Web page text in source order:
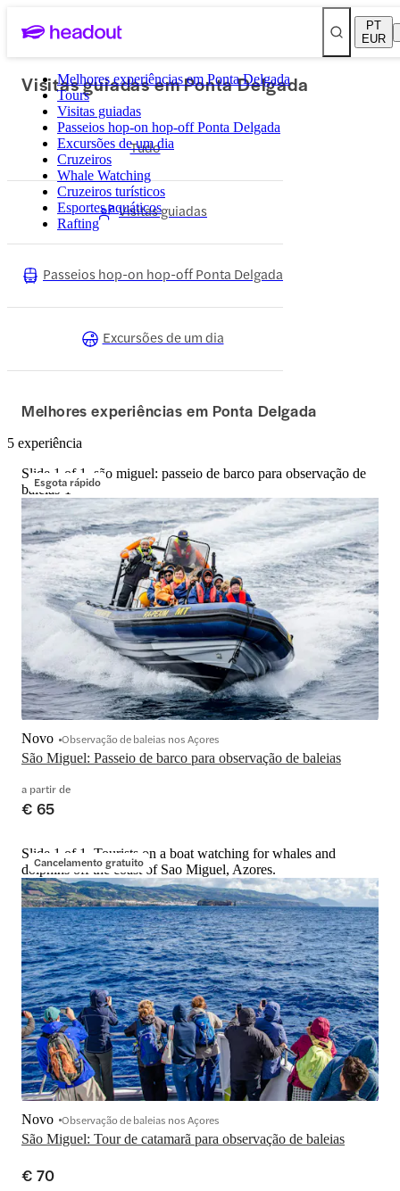
PT
EUR
Melhores experiências em Ponta Delgada
Tours
Visitas guiadas
Passeios hop-on hop-off Ponta Delgada
Excursões de um dia
Cruzeiros
Whale Watching
Cruzeiros turísticos
Esportes aquáticos
Rafting
Visitas guiadas em Ponta Delgada
Tudo
Visitas guiadas
Passeios hop-on hop-off Ponta Delgada
Excursões de um dia
Melhores experiências em Ponta Delgada
5 experiência
Esgota rápido
Slide 1 of 1, são miguel: passeio de barco para observação de
baleias-1
São Miguel: Passeio de barco para observação de baleias
Novo Observação de baleias nos Açores
a partir de
€ 65
Cancelamento gratuito
Slide 1 of 1, Tourists on a boat watching for whales and
dolphins off the coast of Sao Miguel, Azores.
São Miguel: Tour de catamarã para observação de baleias
Novo Observação de baleias nos Açores
€ 70